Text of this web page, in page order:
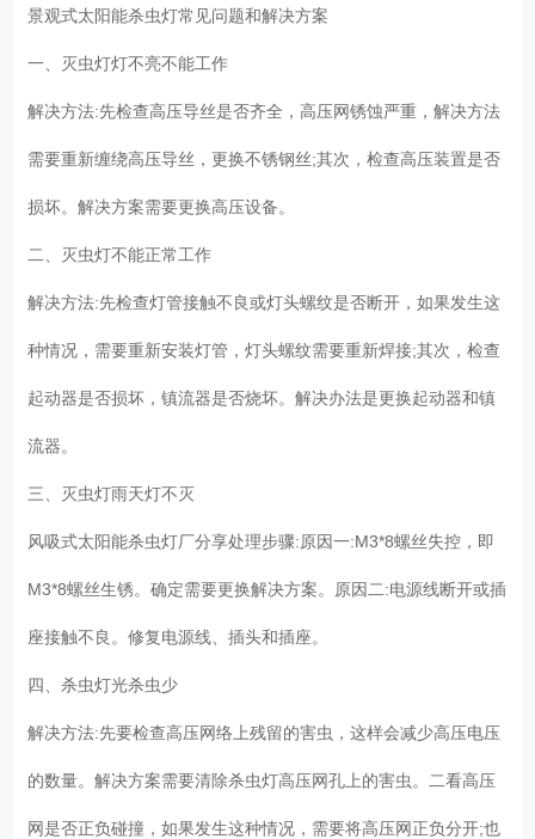
景观式太阳能杀虫灯常见问题和解决方案
一、灭虫灯灯不亮不能工作
解决方法:先检查高压导丝是否齐全，高压网锈蚀严重，解决方法
需要重新缠绕高压导丝，更换不锈钢丝;其次，检查高压装置是否
损坏。解决方案需要更换高压设备。
二、灭虫灯不能正常工作
解决方法:先检查灯管接触不良或灯头螺纹是否断开，如果发生这
种情况，需要重新安装灯管，灯头螺纹需要重新焊接;其次，检查
起动器是否损坏，镇流器是否烧坏。解决办法是更换起动器和镇
流器。
三、灭虫灯雨天灯不灭
风吸式太阳能杀虫灯厂分享处理步骤:原因一:M3*8螺丝失控，即
M3*8螺丝生锈。确定需要更换解决方案。原因二:电源线断开或插
座接触不良。修复电源线、插头和插座。
四、杀虫灯光杀虫少
解决方法:先要检查高压网络上残留的害虫，这样会减少高压电压
的数量。解决方案需要清除杀虫灯高压网孔上的害虫。二看高压
网是否正负碰撞，如果发生这种情况，需要将高压网正负分开;也